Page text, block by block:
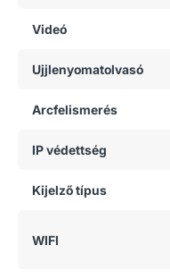
Videó
Ujjlenyomatolvasó
Arcfelismerés
IP védettség
Kijelző típus
WIFI